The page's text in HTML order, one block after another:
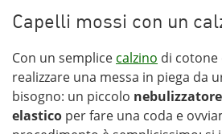
Capelli mossi con un
Con un semplice calzino di cotone
realizzare una messa in piega da
bisogno: un piccolo nebulizzatore
elastico per fare una coda e